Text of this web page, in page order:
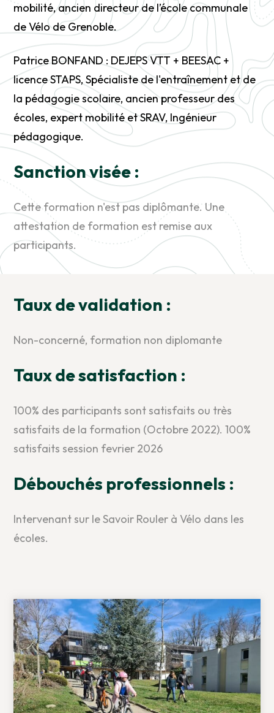
mobilité, ancien directeur de l’école communale
de Vélo de Grenoble.
Patrice BONFAND : DEJEPS VTT + BEESAC +
licence STAPS, Spécialiste de l'entraînement et de
la pédagogie scolaire, ancien professeur des
écoles, expert mobilité et SRAV, Ingénieur
pédagogique.
Sanction visée :
Cette formation n'est pas diplômante. Une
attestation de formation est remise aux
participants.
Taux de validation :
Non-concerné, formation non diplomante
Taux de satisfaction :
100% des participants sont satisfaits ou très
satisfaits de la formation (Octobre 2022). 100%
satisfaits session fevrier 2026
Débouchés professionnels :
Intervenant sur le Savoir Rouler à Vélo dans les
écoles.